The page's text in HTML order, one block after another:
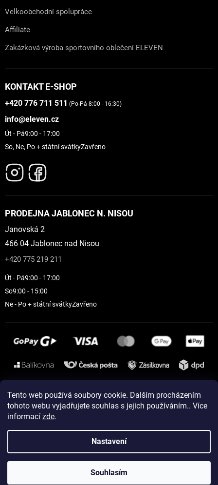
Tento web používá soubory cookie. Dalším procházením
tohoto webu vyjadřujete souhlas s jejich používáním.. Více
informací zde.
Nastavení
Souhlasím
Velkoobchodní spolupráce
Affiliate
Zakázková výroba sportovního oblečení ELEVEN
KONTAKT E-SHOP
+420 776 711 511 (Po-Pá 8:00 - 16:30)
info@eleven.cz
Út - Pá9:00 - 17:00
So, Ne, Po + státní svátkyZavřeno
PRODEJNA JABLONEC N. NISOU
Janovská 2
466 04 Jablonec nad Nisou
+420 775 219 211
Út - Pá9:00 - 17:00
So9:00 - 15:00
Ne - Po + státní svátkyZavřeno
Instagram
Vytvořil Shoptet
Copyright 2026ELEVEN sportswear. Všechna práva vyhrazena.
Upravit nastavení cookies